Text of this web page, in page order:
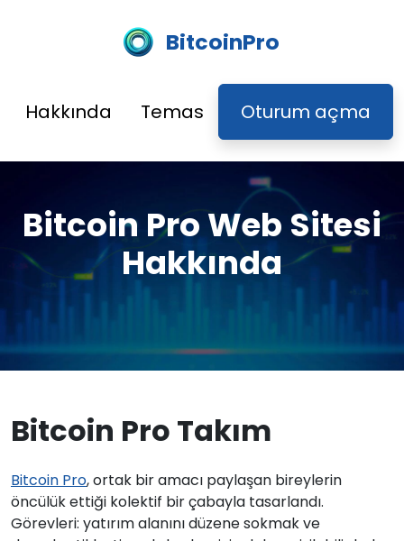
BitcoinPro
Hakkında Temas Oturum açma
Bitcoin Pro Web Sitesi
Hakkında
Bitcoin Pro Takım
Bitcoin Pro, ortak bir amacı paylaşan bireylerin
öncülük ettiği kolektif bir çabayla tasarlandı.
Görevleri: yatırım alanını düzene sokmak ve